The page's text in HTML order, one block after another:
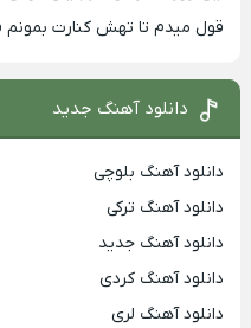
قول میدم تا تهش کنارت
دانلود آهنگ جدید
دانلود آهنگ بلوچی
دانلود آهنگ ترکی
دانلود آهنگ جدید
دانلود آهنگ کردی
دانلود آهنگ لری